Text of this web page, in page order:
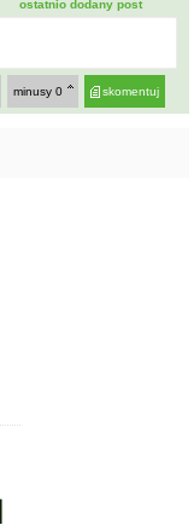
ostatnio dodany post
skomentuj
minusy 0